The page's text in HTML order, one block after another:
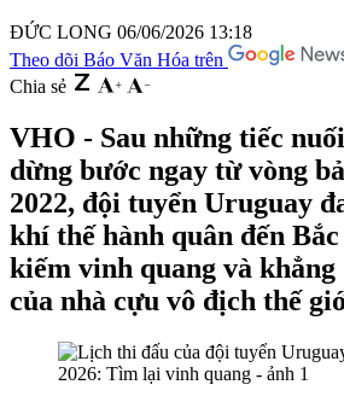
ĐỨC LONG 06/06/2026 13:18
Theo dõi Báo Văn Hóa trên
Chia sẻ
VHO - Sau những tiếc
dừng bước ngay từ vòng
2022, đội tuyển Uruguay
khí thế hành quân đến
kiếm vinh quang và
của nhà cựu vô địch thế